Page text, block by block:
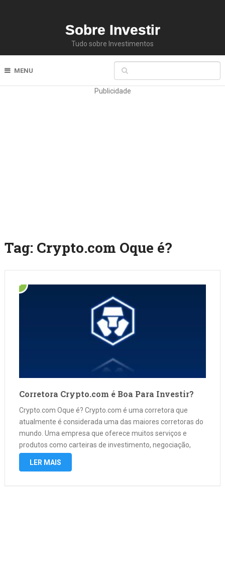
Sobre Investir
Tudo sobre Investimentos
MENU
Publicidade
Tag: Crypto.com Oque é?
Corretora Crypto.com é Boa Para Investir?
Crypto.com Oque é? Crypto.com é uma corretora que
atualmente é considerada uma das maiores corretoras do
mundo. Uma empresa que oferece muitos serviços e
produtos como carteiras de investimento, negociação,
staking e criptomoedas, bem como NFTs, cartões de débito
LER MAIS